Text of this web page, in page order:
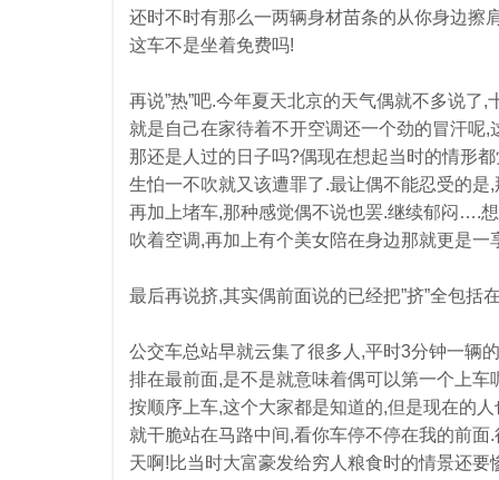
还时不时有那么一两辆身材苗条的从你身边擦
这车不是坐着免费吗!
再说”热”吧.今年夏天北京的天气偶就不多说了,
就是自己在家待着不开空调还一个劲的冒汗呢
那还是人过的日子吗?偶现在想起当时的情形
生怕一不吹就又该遭罪了.最让偶不能忍受的
再加上堵车,那种感觉偶不说也罢.继续郁闷….
吹着空调,再加上有个美女陪在身边那就更是
最后再说挤,其实偶前面说的已经把”挤”全包
公交车总站早就云集了很多人,平时3分钟一辆
排在最前面,是不是就意味着偶可以第一个上
按顺序上车,这个大家都是知道的,但是现在的
就干脆站在马路中间,看你车停不停在我的前
天啊!比当时大富豪发给穷人粮食时的情景还